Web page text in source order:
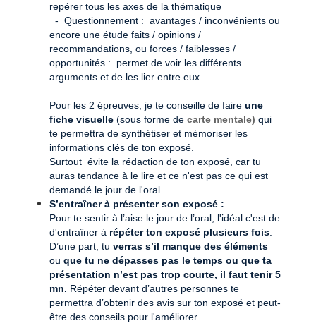
repérer tous les axes de la thématique
- Questionnement : avantages / inconvénients ou
encore une étude faits / opinions /
recommandations, ou forces / faiblesses /
opportunités : permet de voir les différents
arguments et de les lier entre eux.
Pour les 2 épreuves, je te conseille de faire une
fiche visuelle (sous forme de carte mentale) qui
te permettra de synthétiser et mémoriser les
informations clés de ton exposé.
Surtout évite la rédaction de ton exposé, car tu
auras tendance à le lire et ce n'est pas ce qui est
demandé le jour de l'oral.
S’entraîner à présenter son exposé :
Pour te sentir à l’aise le jour de l’oral, l'idéal c'est de
d'entraîner à répéter ton exposé plusieurs fois
D’une part, tu verras s’il manque des éléments
ou que tu ne dépasses pas le temps ou que ta
présentation n’est pas trop courte, il faut tenir 5
mn. Répéter devant d’autres personnes te
permettra d’obtenir des avis sur ton exposé et peut-
être des conseils pour l'améliorer.